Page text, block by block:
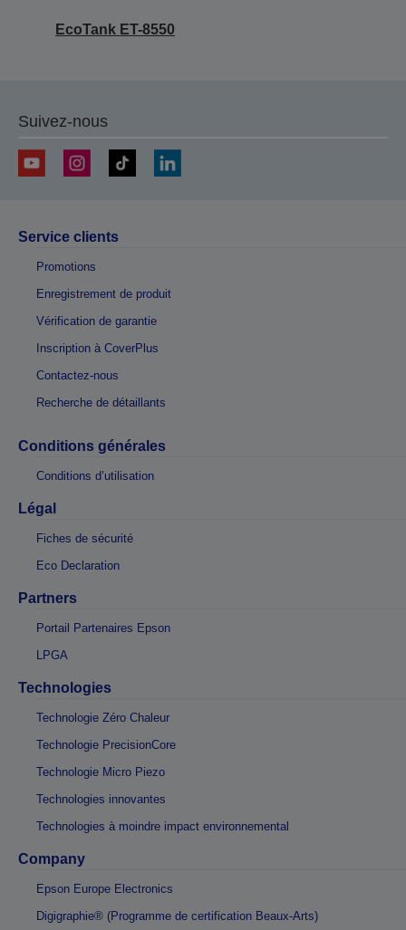
EcoTank ET-8550
Suivez-nous
Service clients
Promotions
Enregistrement de produit
Vérification de garantie
Inscription à CoverPlus
Contactez-nous
Recherche de détaillants
Conditions générales
Conditions d’utilisation
Légal
Fiches de sécurité
Eco Declaration
Partners
Portail Partenaires Epson
LPGA
Technologies
Technologie Zéro Chaleur
Technologie PrecisionCore
Technologie Micro Piezo
Technologies innovantes
Technologies à moindre impact environnemental
Company
Epson Europe Electronics
Digigraphie® (Programme de certification Beaux-Arts)